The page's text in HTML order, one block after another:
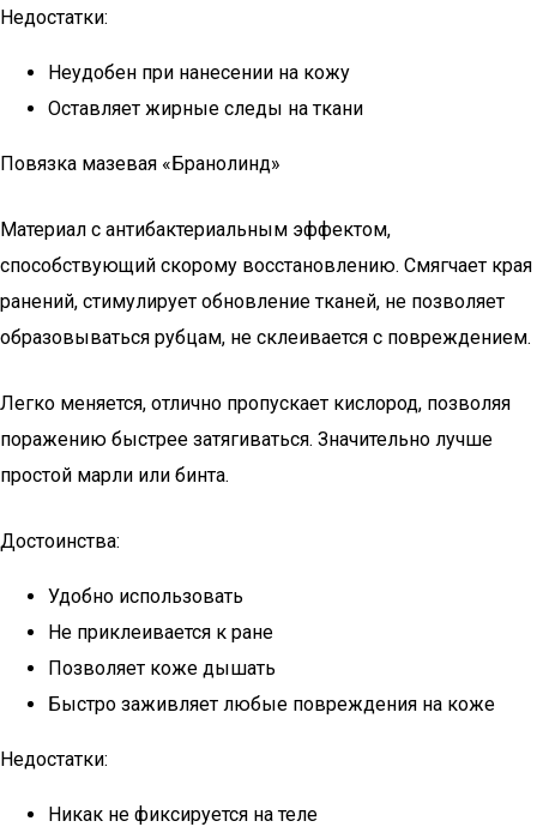
Недостатки:
Неудобен при нанесении на кожу
Оставляет жирные следы на ткани
Повязка мазевая «Бранолинд»
Материал с антибактериальным эффектом,
способствующий скорому восстановлению. Смягчает края
ранений, стимулирует обновление тканей, не позволяет
образовываться рубцам, не склеивается с повреждением.
Легко меняется, отлично пропускает кислород, позволяя
поражению быстрее затягиваться. Значительно лучше
простой марли или бинта.
Достоинства:
Удобно использовать
Не приклеивается к ране
Позволяет коже дышать
Быстро заживляет любые повреждения на коже
Недостатки:
Никак не фиксируется на теле